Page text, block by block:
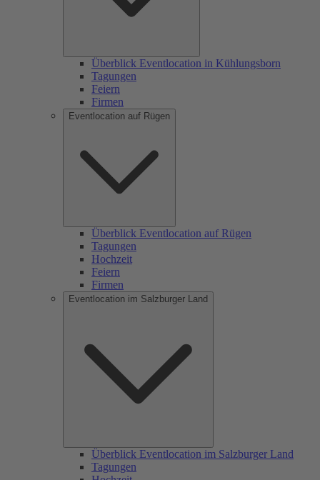
Überblick Eventlocation in Kühlungsborn
Tagungen
Feiern
Firmen
Eventlocation auf Rügen
Überblick Eventlocation auf Rügen
Tagungen
Hochzeit
Feiern
Firmen
Eventlocation im Salzburger Land
Überblick Eventlocation im Salzburger Land
Tagungen